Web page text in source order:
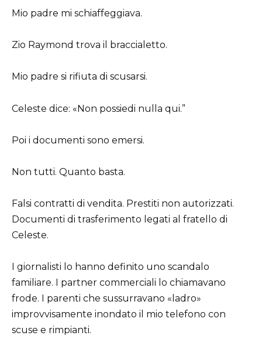
Mio padre mi schiaffeggiava.
Zio Raymond trova il braccialetto.
Mio padre si rifiuta di scusarsi.
Celeste dice: «Non possiedi nulla qui.”
Poi i documenti sono emersi.
Non tutti. Quanto basta.
Falsi contratti di vendita. Prestiti non autorizzati.
Documenti di trasferimento legati al fratello di
Celeste.
I giornalisti lo hanno definito uno scandalo
familiare. I partner commerciali lo chiamavano
frode. I parenti che sussurravano «ladro»
improvvisamente inondato il mio telefono con
scuse e rimpianti.